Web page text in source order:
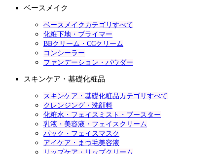
ベースメイク
ベースメイクカテゴリすべて
化粧下地・プライマー
BBクリーム・CCクリーム
コンシーラー
ファンデーション・パウダー
スキンケア・基礎化粧品
スキンケア・基礎化粧品カテゴリすべて
クレンジング・洗顔料
化粧水・フェイスミスト・ブースター
乳液・美容液・フェイスクリーム
パック・フェイスマスク
アイケア・まつ毛美容液
リップケア・リップクリーム